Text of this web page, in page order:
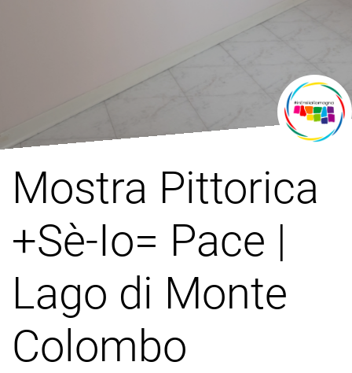
Mostra Pittorica
+Sè-Io= Pace |
Lago di Monte
Colombo